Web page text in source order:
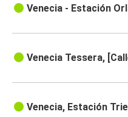
Venecia - Estación
Venecia Tessera,
Venecia, Estación